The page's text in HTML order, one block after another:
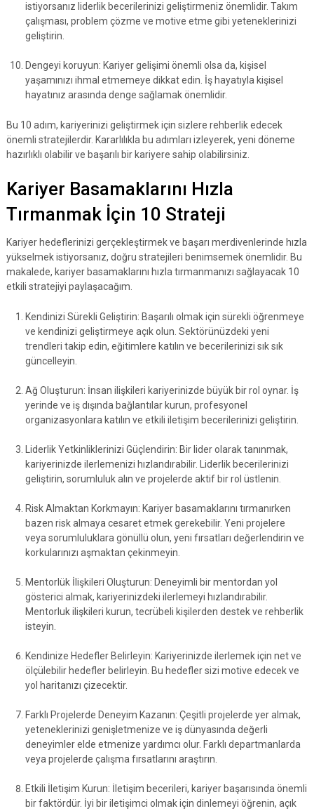
istiyorsanız liderlik becerilerinizi geliştirmeniz önemlidir. Takım
çalışması, problem çözme ve motive etme gibi yeteneklerinizi
geliştirin.
Dengeyi koruyun: Kariyer gelişimi önemli olsa da, kişisel
yaşamınızı ihmal etmemeye dikkat edin. İş hayatıyla kişisel
hayatınız arasında denge sağlamak önemlidir.
Bu 10 adım, kariyerinizi geliştirmek için sizlere rehberlik edecek
önemli stratejilerdir. Kararlılıkla bu adımları izleyerek, yeni döneme
hazırlıklı olabilir ve başarılı bir kariyere sahip olabilirsiniz.
Kariyer Basamaklarını Hızla
Tırmanmak İçin 10 Strateji
Kariyer hedeflerinizi gerçekleştirmek ve başarı merdivenlerinde hızla
yükselmek istiyorsanız, doğru stratejileri benimsemek önemlidir. Bu
makalede, kariyer basamaklarını hızla tırmanmanızı sağlayacak 10
etkili stratejiyi paylaşacağım.
Kendinizi Sürekli Geliştirin: Başarılı olmak için sürekli öğrenmeye
ve kendinizi geliştirmeye açık olun. Sektörünüzdeki yeni
trendleri takip edin, eğitimlere katılın ve becerilerinizi sık sık
güncelleyin.
Ağ Oluşturun: İnsan ilişkileri kariyerinizde büyük bir rol oynar. İş
yerinde ve iş dışında bağlantılar kurun, profesyonel
organizasyonlara katılın ve etkili iletişim becerilerinizi geliştirin.
Liderlik Yetkinliklerinizi Güçlendirin: Bir lider olarak tanınmak,
kariyerinizde ilerlemenizi hızlandırabilir. Liderlik becerilerinizi
geliştirin, sorumluluk alın ve projelerde aktif bir rol üstlenin.
Risk Almaktan Korkmayın: Kariyer basamaklarını tırmanırken
bazen risk almaya cesaret etmek gerekebilir. Yeni projelere
veya sorumluluklara gönüllü olun, yeni fırsatları değerlendirin ve
korkularınızı aşmaktan çekinmeyin.
Mentorlük İlişkileri Oluşturun: Deneyimli bir mentordan yol
gösterici almak, kariyerinizdeki ilerlemeyi hızlandırabilir.
Mentorluk ilişkileri kurun, tecrübeli kişilerden destek ve rehberlik
isteyin.
Kendinize Hedefler Belirleyin: Kariyerinizde ilerlemek için net ve
ölçülebilir hedefler belirleyin. Bu hedefler sizi motive edecek ve
yol haritanızı çizecektir.
Farklı Projelerde Deneyim Kazanın: Çeşitli projelerde yer almak,
yeteneklerinizi genişletmenize ve iş dünyasında değerli
deneyimler elde etmenize yardımcı olur. Farklı departmanlarda
veya projelerde çalışma fırsatlarını araştırın.
Etkili İletişim Kurun: İletişim becerileri, kariyer başarısında önemli
bir faktördür. İyi bir iletişimci olmak için dinlemeyi öğrenin, açık